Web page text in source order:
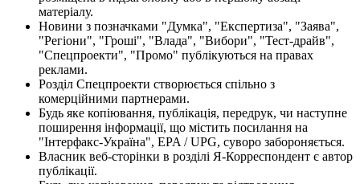
матеріалу.
Новини з позначками "Думка", "Експертиза", "Заява",
"Регіони", "Гроші", "Влада", "Вибори", "Тест-драйв",
"Спецпроекти", "Промо" публікуються на правах
реклами.
Розділ Спецпроекти створюється спільно з
комерційними партнерами.
Будь яке копіювання, публікація, передрук, чи наступне
поширення інформації, що містить посилання на
"Інтерфакс-Україна", EPA / UPG, суворо забороняється.
Власник веб-сторінки в розділі Я-Корреспондент є автор
публікації.